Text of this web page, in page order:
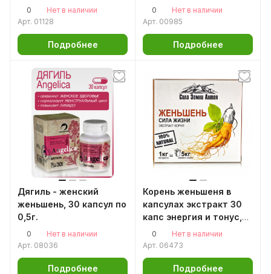
снимает симптомы
климакса, 60таблеток
0
Нет в наличии
Арт. 01128
Подробнее
здоровье / дягиль /
боровая матка
0
Нет в наличии
Арт. 00985
Подробнее
Дягиль - женский
женьшень, 30 капсул по
0,5г.
0
Нет в наличии
Арт. 08036
Подробнее
Корень женьшеня в
капсулах экстракт 30
капс энергия и тонус,
физическая и
умственная активность
0
Нет в наличии
Арт. 06473
Подробнее